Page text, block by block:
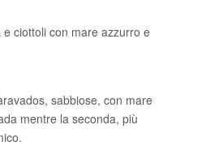
ciottoli con mare azzurro e
sabbiose, con mare
mentre la seconda, più